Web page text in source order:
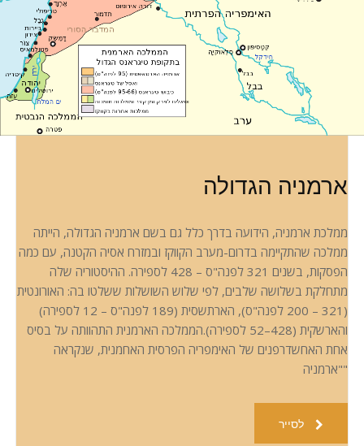
ארמניה הגדולה
ממלכת ארמניה, הידועה בדרך כלל גם בשם ארמניה הגדולה, הייתה
ממלכה שהתקיימה בדרום-מערב הקווקז ובמזרח אסיה הקטנה, עם כמה
הפסקות, בשנים 321 לפנה"ס – 428 לספירה. ההיסטוריה שלה
מתחלקת בשלושה שלבים, לפי שלוש השושלות ששלטו בה: האורונטית
(321 – 200 לפנה"ס), הארתשסית (189 לפנה"ס – 12 לספירה)
והארשקית (428–52 לספירה).הממלכה הארמנית התהוותה על בסיס
אחת האחשדרפנים של האימפריה הפרסית האחמנית, שנקראה
"ארמניה"
לסייר